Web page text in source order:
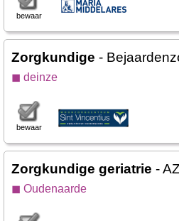
bewaar
Zorgkundige -
◼ deinze
bewaar
Zorgkundige geriatrie -
◼ Oudenaarde